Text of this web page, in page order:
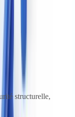
structurelle,